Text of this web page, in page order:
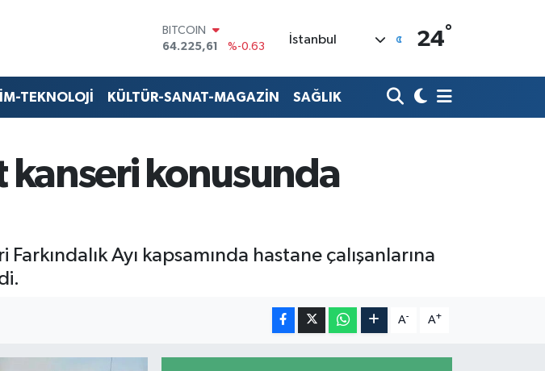
BITCOIN
64.225,61
%-0.63
47,7143
%0.16
EURO
6510.40
%0.45
BİST100
İstanbul 24°
TEKNOLOJİ KÜLTÜR-SANAT-MAGAZİN SAĞLIK
kanseri konusunda
Ayı kapsamında hastane çalışanlarına
A- A+